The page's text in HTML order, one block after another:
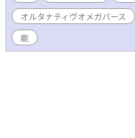
性別は確定していない。一
殊な環境に興味を持ち、次
そんなに大事？』『俺は相
が自分の生きる世界を模索
オルタナティヴオメガバース
能